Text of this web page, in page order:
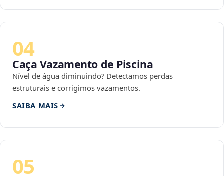
04
Caça Vazamento de Piscina
Nível de água diminuindo? Detectamos perdas
estruturais e corrigimos vazamentos.
SAIBA MAIS
05